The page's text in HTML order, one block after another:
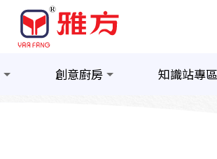
創意廚房 知識站專區